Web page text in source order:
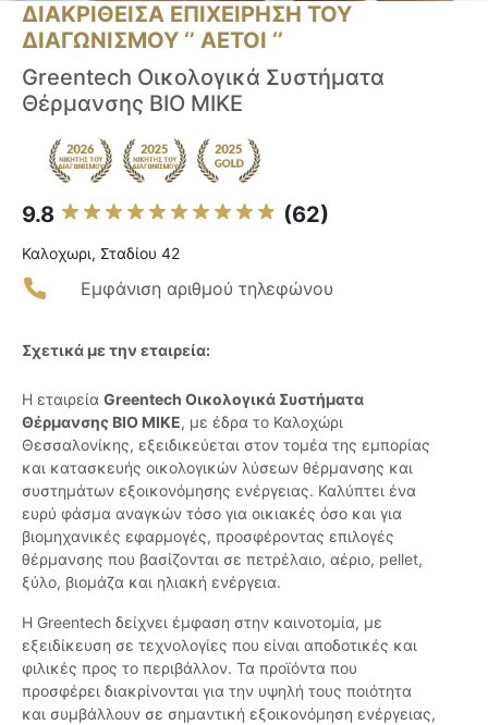
ΔΙΑΚΡΙΘΕΙΣΑ ΕΠΙΧΕΙΡΗΣΗ ΤΟΥ
ΔΙΑΓΩΝΙΣΜΟΥ ‘’ ΑΕΤΟΙ ‘’
Greentech Οικολογικά Συστήματα
Θέρμανσης ΒΙΟ ΜΙΚΕ
9.8 (62)
Καλοχωρι, Σταδίου 42
Εμφάνιση αριθμού τηλεφώνου
Σχετικά με την εταιρεία:
Η εταιρεία Greentech Οικολογικά Συστήματα
Θέρμανσης ΒΙΟ ΜΙΚΕ, με έδρα το Καλοχώρι
Θεσσαλονίκης, εξειδικεύεται στον τομέα της εμπορίας
και κατασκευής οικολογικών λύσεων θέρμανσης και
συστημάτων εξοικονόμησης ενέργειας. Καλύπτει ένα
ευρύ φάσμα αναγκών τόσο για οικιακές όσο και για
βιομηχανικές εφαρμογές, προσφέροντας επιλογές
θέρμανσης που βασίζονται σε πετρέλαιο, αέριο, pellet,
ξύλο, βιομάζα και ηλιακή ενέργεια.
Η Greentech δείχνει έμφαση στην καινοτομία, με
εξειδίκευση σε τεχνολογίες που είναι αποδοτικές και
φιλικές προς το περιβάλλον. Τα προϊόντα που
προσφέρει διακρίνονται για την υψηλή τους ποιότητα
και συμβάλλουν σε σημαντική εξοικονόμηση ενέργειας,